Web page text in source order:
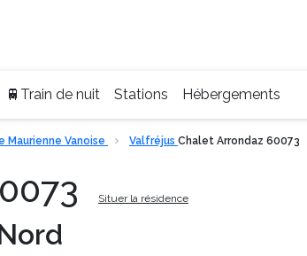
🚆Train de nuit Stations Hébergements
Maurienne Vanoise Valfréjus Chalet Arrondaz 60073
Situer la résidence